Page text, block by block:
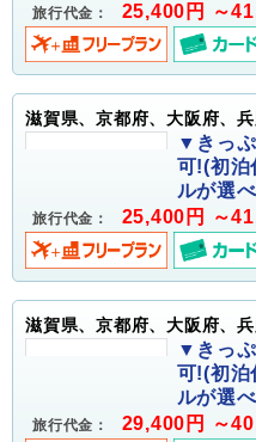
旅行代金： 25,400円 ～
滋賀県、京都府、大阪府、
▼きっ
可!(初泊
ルが選
旅行代金： 25,400円 ～
滋賀県、京都府、大阪府、
▼きっ
可!(初泊
ルが選
旅行代金： 29,400円 ～